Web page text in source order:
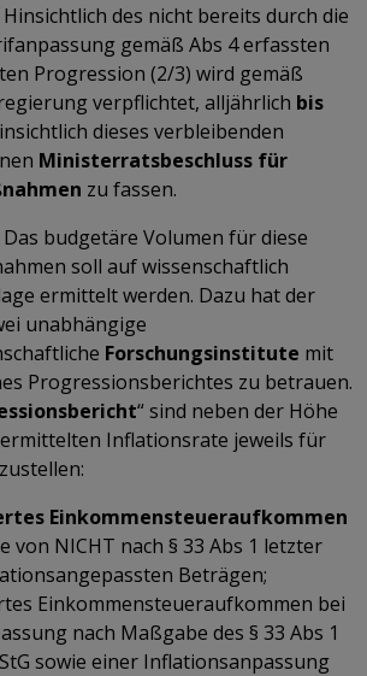
Hinsichtlich des nicht bereits durch die
gemäß Abs 4 erfassten
Progression (2/3) wird gemäß
verpflichtet, alljährlich bis
dieses verbleibenden
Ministerratsbeschluss für
zu fassen.
Das budgetäre Volumen für diese
soll auf wissenschaftlich
ermittelt werden. Dazu hat der
unabhängige
Forschungsinstitute mit
Progressionsberichtes zu betrauen.
“ sind neben der Höhe
Inflationsrate jeweils für
Einkommensteueraufkommen
von NICHT nach § 33 Abs 1 letzter
Beträgen;
Einkommensteueraufkommen bei
nach Maßgabe des § 33 Abs 1
sowie einer Inflationsanpassung